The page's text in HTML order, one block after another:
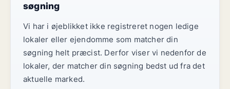
søgning
Vi har i øjeblikket ikke registreret nogen ledige
lokaler eller ejendomme som matcher din
søgning helt præcist. Derfor viser vi nedenfor de
lokaler, der matcher din søgning bedst ud fra det
aktuelle marked.